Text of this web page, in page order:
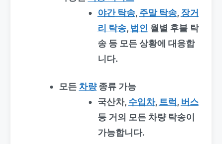
야간 탁송, 주말 탁송, 장거
리 탁송, 법인 월별 후불 탁
송 등 모든 상황에 대응합
니다.
모든 차량종류 가능
국산차, 수입차, 트럭, 버스
등 거의 모든 차량 탁송이
가능합니다.